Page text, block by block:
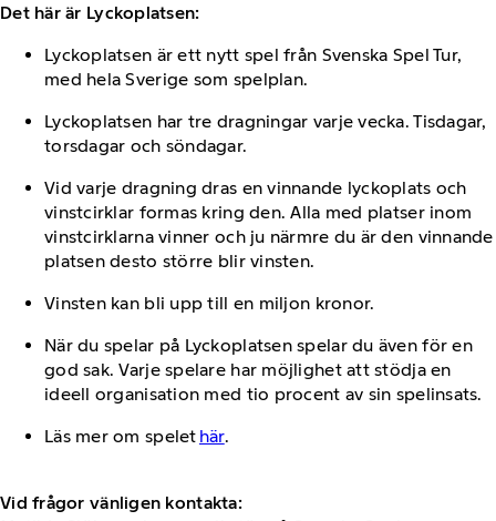
Det här är Lyckoplatsen:
Lyckoplatsen är ett nytt spel från Svenska Spel Tur,
med hela Sverige som spelplan.
Lyckoplatsen har tre dragningar varje vecka. Tisdagar,
torsdagar och söndagar.
Vid varje dragning dras en vinnande lyckoplats och
vinstcirklar formas kring den. Alla med platser inom
vinstcirklarna vinner och ju närmre du är den vinnande
platsen desto större blir vinsten.
Vinsten kan bli upp till en miljon kronor.
När du spelar på Lyckoplatsen spelar du även för en
god sak. Varje spelare har möjlighet att stödja en
ideell organisation med tio procent av sin spelinsats.
Läs mer om spelet här.
Vid frågor vänligen kontakta: